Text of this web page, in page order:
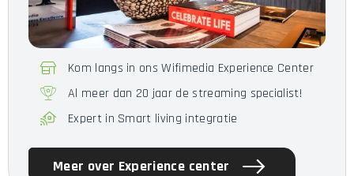
Kom langs in ons Wifimedia Experience Center
Al meer dan 20 jaar de streaming specialist!
Expert in Smart living integratie
Meer over Experience center